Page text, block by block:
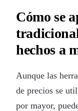
Cómo se
hechos a
Aunque las
de precios se
por mayor,